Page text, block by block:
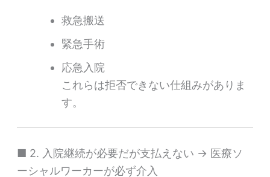
救急搬送
緊急手術
応急入院
これらは拒否できない仕組みがありま
す。
■ 2. 入院継続が必要だが支払えない → 医療ソ
ーシャルワーカーが必ず介入